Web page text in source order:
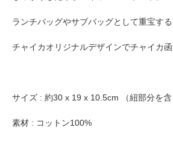
ランチバッグやサブバッグとして重宝する
チャイカオリジナルデザインでチャイカ函
サイズ : 約30 x 19 x 10.5cm （紐部分
素材 : コットン100%